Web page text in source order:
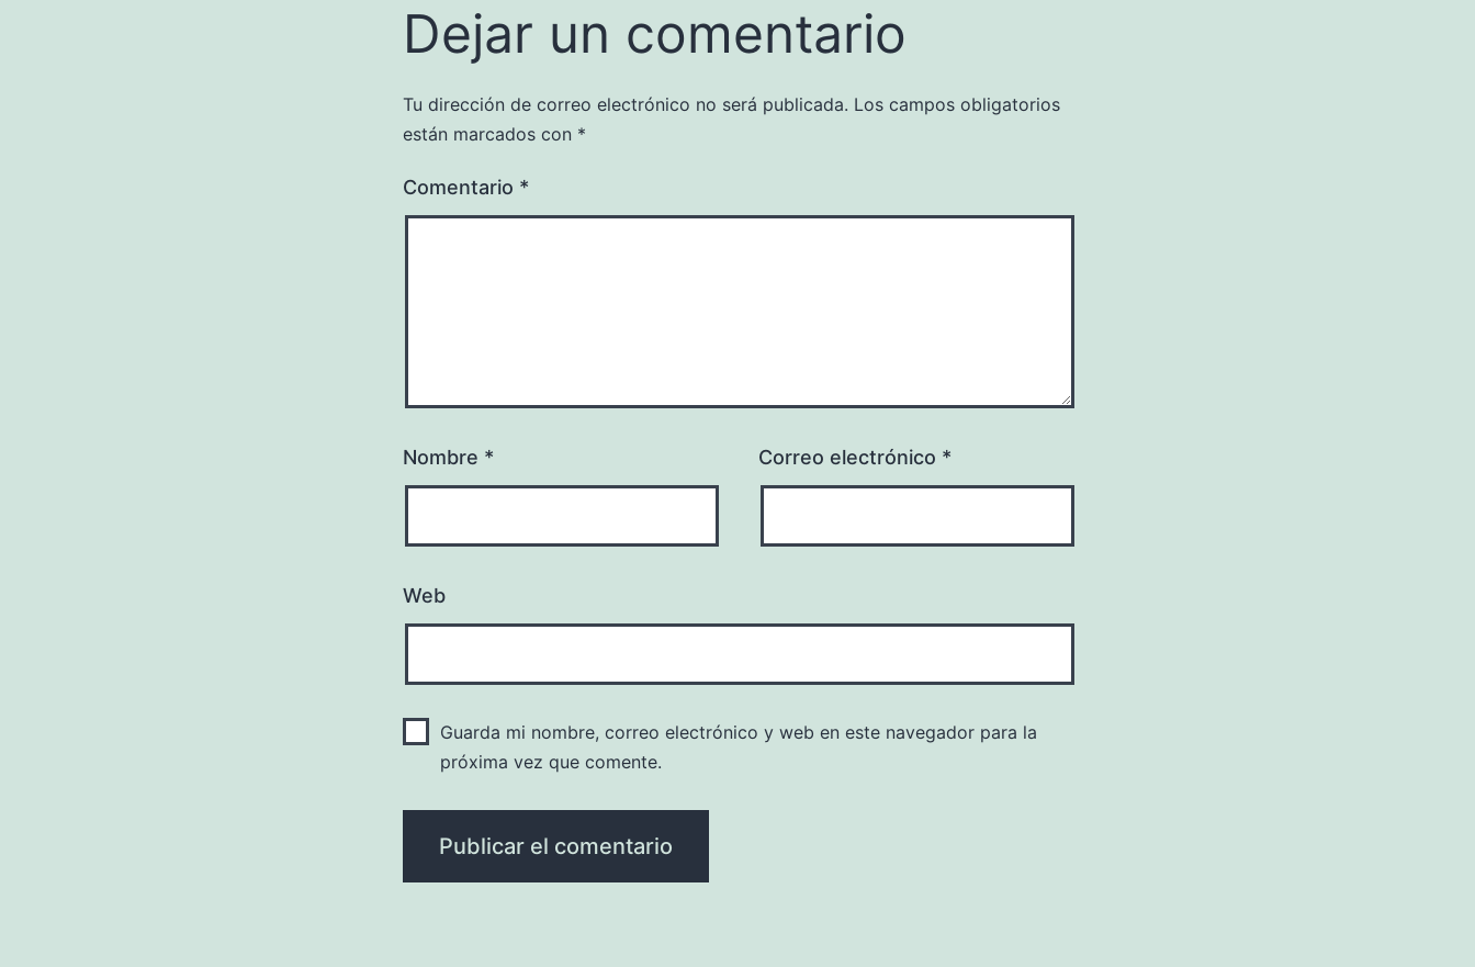
Dejar un comentario
Tu dirección de correo electrónico no será publicada. Los campos obligatorios
están marcados con *
Comentario *
Nombre * Correo electrónico *
Web
Guarda mi nombre, correo electrónico y web en este navegador para la
próxima vez que comente.